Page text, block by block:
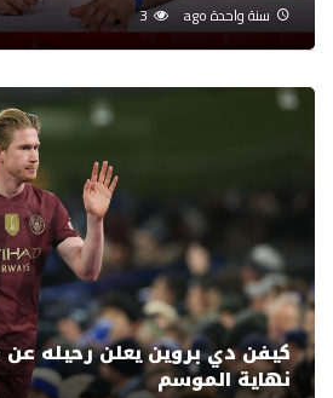
سنة واحدة ago 3
كيفن دي بروين يعلن رحيله
نهاية الموسم